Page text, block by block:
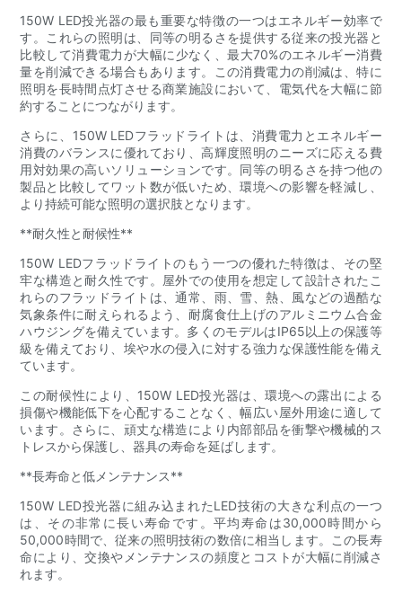
150W LED投光器の最も重要な特徴の一つはエネルギー効率で
す。これらの照明は、同等の明るさを提供する従来の投光器と
比較して消費電力が大幅に少なく、最大70%のエネルギー消費
量を削減できる場合もあります。この消費電力の削減は、特に
照明を長時間点灯させる商業施設において、電気代を大幅に節
約することにつながります。
さらに、150W LEDフラッドライトは、消費電力とエネルギー
消費のバランスに優れており、高輝度照明のニーズに応える費
用対効果の高いソリューションです。同等の明るさを持つ他の
製品と比較してワット数が低いため、環境への影響を軽減し、
より持続可能な照明の選択肢となります。
**耐久性と耐候性**
150W LEDフラッドライトのもう一つの優れた特徴は、その堅
牢な構造と耐久性です。屋外での使用を想定して設計されたこ
れらのフラッドライトは、通常、雨、雪、熱、風などの過酷な
気象条件に耐えられるよう、耐腐食仕上げのアルミニウム合金
ハウジングを備えています。多くのモデルはIP65以上の保護等
級を備えており、埃や水の侵入に対する強力な保護性能を備え
ています。
この耐候性により、150W LED投光器は、環境への露出による
損傷や機能低下を心配することなく、幅広い屋外用途に適して
います。さらに、頑丈な構造により内部部品を衝撃や機械的ス
トレスから保護し、器具の寿命を延ばします。
**長寿命と低メンテナンス**
150W LED投光器に組み込まれたLED技術の大きな利点の一つ
は、その非常に長い寿命です。平均寿命は30,000時間から
50,000時間で、従来の照明技術の数倍に相当します。この長寿
命により、交換やメンテナンスの頻度とコストが大幅に削減さ
れます。